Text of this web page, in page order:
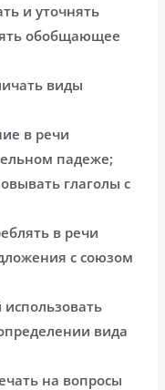
и уточнять
обобщающее
виды
в речи
падеже;
глаголы с
в речи
с союзом
вида
на вопросы